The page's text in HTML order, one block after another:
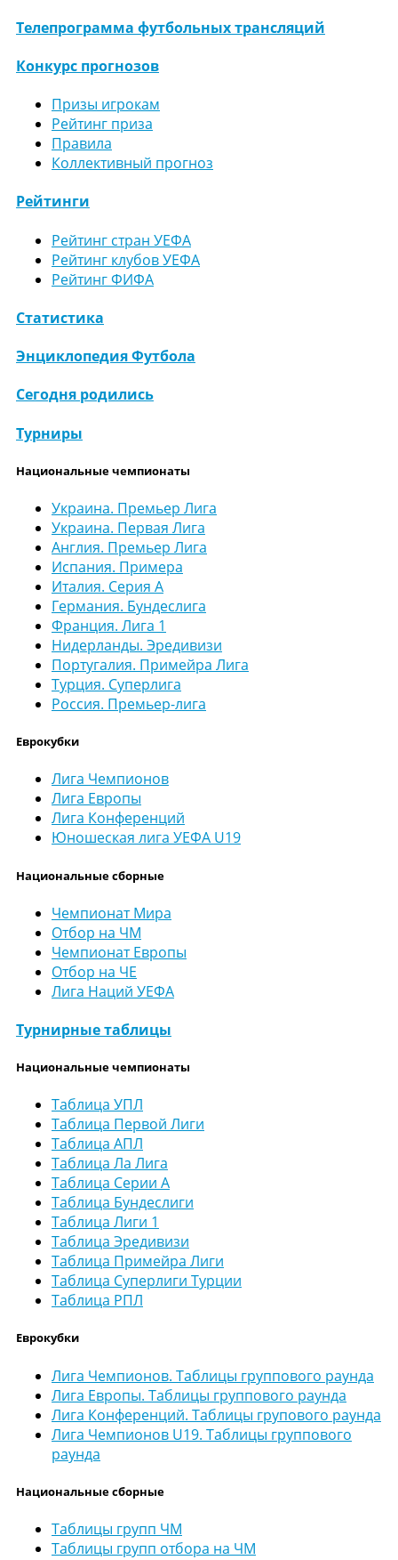
Телепрограмма футбольных трансляций
Конкурс прогнозов
Призы игрокам
Рейтинг приза
Правила
Коллективный прогноз
Рейтинги
Рейтинг стран УЕФА
Рейтинг клубов УЕФА
Рейтинг ФИФА
Статистика
Энциклопедия Футбола
Сегодня родились
Турниры
Национальные чемпионаты
Украина. Премьер Лига
Украина. Первая Лига
Англия. Премьер Лига
Испания. Примера
Италия. Серия А
Германия. Бундеслига
Франция. Лига 1
Нидерланды. Эредивизи
Португалия. Примейра Лига
Турция. Суперлига
Россия. Премьер-лига
Еврокубки
Лига Чемпионов
Лига Европы
Лига Конференций
Юношеская лига УЕФА U19
Национальные сборные
Чемпионат Мира
Отбор на ЧМ
Чемпионат Европы
Отбор на ЧЕ
Лига Наций УЕФА
Турнирные таблицы
Национальные чемпионаты
Таблица УПЛ
Таблица Первой Лиги
Таблица АПЛ
Таблица Ла Лига
Таблица Серии А
Таблица Бундеслиги
Таблица Лиги 1
Таблица Эредивизи
Таблица Примейра Лиги
Таблица Суперлиги Турции
Таблица РПЛ
Еврокубки
Лига Чемпионов. Таблицы группового раунда
Лига Европы. Таблицы группового раунда
Лига Конференций. Таблицы групового раунда
Лига Чемпионов U19. Таблицы группового
раунда
Национальные сборные
Таблицы групп ЧМ
Таблицы групп отбора на ЧМ